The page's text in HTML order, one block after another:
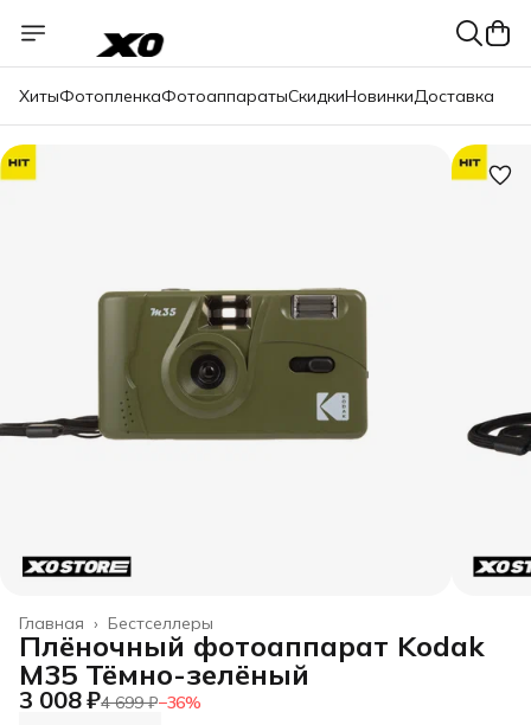
ХитыФотопленкаФотоаппаратыСкидкиНовинкиДоставка
Бестселлеры
Главная ›
Плёночный фотоаппарат Kodak
M35 Тёмно-зелёный
3 008 ₽4 699 ₽−36%